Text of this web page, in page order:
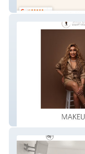
Dani Cymone Events
Beauty By Tiffany D